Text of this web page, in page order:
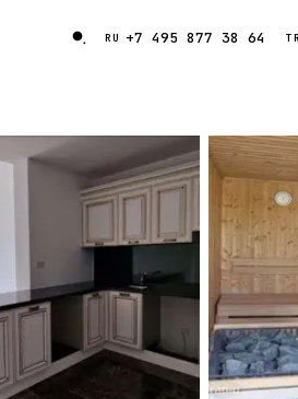
RU +7 495 877 38 64 TR
Испания
Таиланд